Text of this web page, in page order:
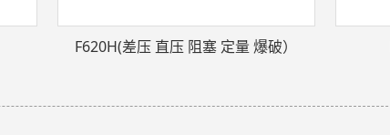
F620H(差压 直压 阻塞 定量 爆破）